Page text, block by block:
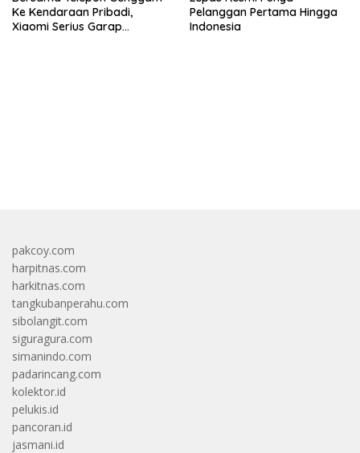
Ke Kendaraan Pribadi,
Xiaomi Serius Garap
Pelanggan Pertama Hingga
Indonesia
pakcoy.com
harpitnas.com
harkitnas.com
tangkubanperahu.com
sibolangit.com
siguragura.com
simanindo.com
padarincang.com
kolektor.id
pelukis.id
pancoran.id
jasmani.id